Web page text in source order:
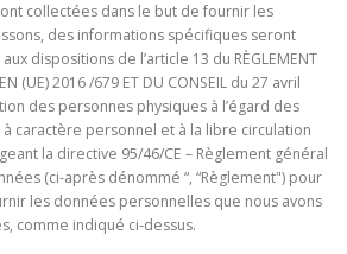
collectées dans le but de fournir les
des informations spécifiques seront
dispositions de l’article 13 du RÈGLEMENT
(UE) 2016 /679 ET DU CONSEIL du 27 avril
des personnes physiques à l’égard des
caractère personnel et à la libre circulation
la directive 95/46/CE – Règlement général
(ci-après dénommé “, “Règlement") pour
les données personnelles que nous avons
comme indiqué ci-dessus.